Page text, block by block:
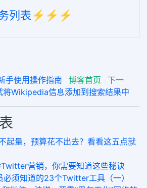
列表⚡️⚡️⚡️
手使用操作指南 博客首页
下一
Wikipedia信息添加到搜索结果中
起量，预算花不出去？看看这五点就
营销，你需要知道这些秘诀
须知道的23个Twitter工具（一）